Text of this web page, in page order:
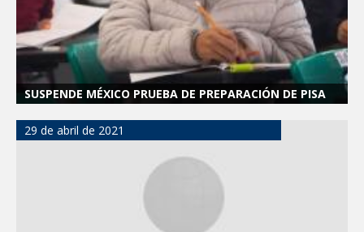
SUSPENDE MÉXICO PRUEBA DE PREPARACIÓN DE PISA
29 de abril de 2021